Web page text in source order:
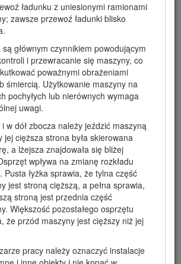
ładunku z uniesionymi ramionami
zawsze przewoź ładunki blisko
głównym czynnikiem powodującym
i przewracanie się maszyny, co
poważnymi obrażeniami
śmiercią. Użytkowanie maszyny na
pochyłych lub nierównych wymaga
uwagi.
w dół zbocza należy jeździć maszyną
jej cięższa strona była skierowana
a lżejsza znajdowała się bliżej
wpływa na zmianę rozkładu
Pusta łyżka sprawia, że tylna część
jest stroną cięższą, a pełna sprawia,
stroną jest przednia część
Większość pozostałego osprzętu
że przód maszyny jest cięższy niż jej
pracy należy oznaczyć instalacje
dodatkowe informacje, należy
autoryzowanym przedstawicielem
obsługi klienta firmy Toro. Prosimy o
modelu i numeru seryjnego produktu.
położenie oznaczenia modelu oraz
na urządzeniu. Należy zapisać je w
to miejscu.
mobilnym zeskanuj kod QR na
seryjnym (jeśli występuje), aby
o gwarancji, częściach zamiennych i
związanych z produktem.